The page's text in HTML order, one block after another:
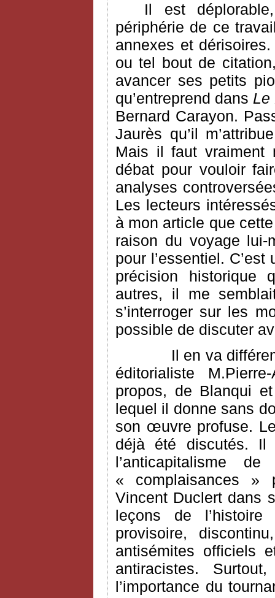
Il est
périphérie de ce
annexes et
ou tel bout de
avancer ses petits
qu’entreprend dans Le
Bernard Carayon.
Jaurès qu’il
Mais il faut vraiment
débat pour vouloir
analyses
Les lecteurs
à mon article que
raison du voyage
pour l’essentiel.
précision historique
autres, il me
s’interroger sur les
possible de discuter
Il en va
éditorialiste
propos, de Blanqui
lequel il donne sans
son œuvre profuse.
déjà été discutés. Il
l’anticapitalisme
« complaisances »
Vincent Duclert dans
leçons de
provisoire,
antisémites officiels
antiracistes.
l’importance du